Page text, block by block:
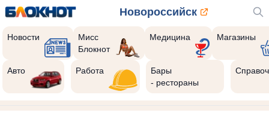
Новороссийск
Новости
Мисс
Блокнот
Медицина Магазины
Авто Работа
Бары
- рестораны